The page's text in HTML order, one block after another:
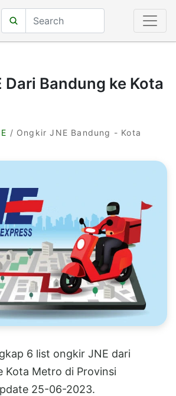
Dari Bandung ke Kota
/ Ongkir JNE Bandung - Kota
6 list ongkir JNE dari
Kota Metro di Provinsi
25-06-2023.